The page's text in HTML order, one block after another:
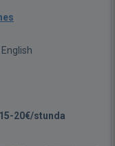
15-20€/stunda